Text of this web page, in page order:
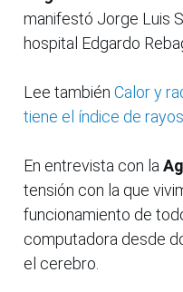
manifestó Jorge Luis
hospital Edgardo
Lee también Calor y
tiene el índice de
En entrevista con la
tensión con la que
funcionamiento de
computadora desde
el cerebro.